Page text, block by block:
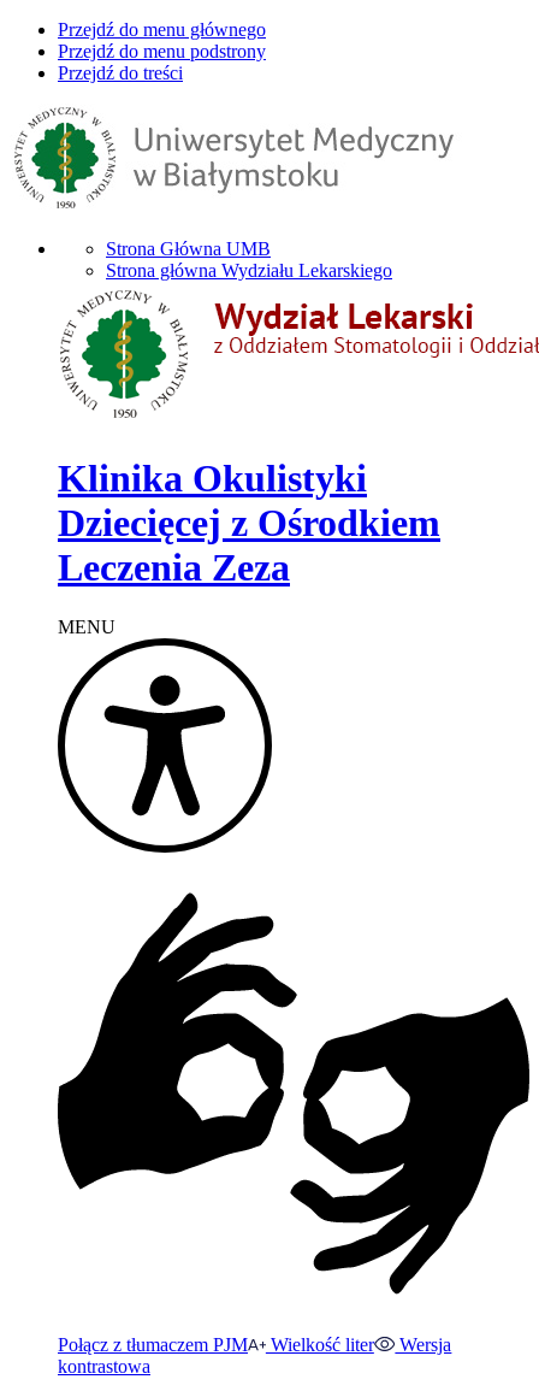
Przejdź do menu głównego
Przejdź do menu podstrony
Przejdź do treści
Strona Główna UMB
Strona główna Wydziału Lekarskiego
Klinika Okulistyki
Dziecięcej z Ośrodkiem
Leczenia Zeza
MENU
Połącz z tłumaczem PJM Wielkość liter
Wersja
kontrastowa